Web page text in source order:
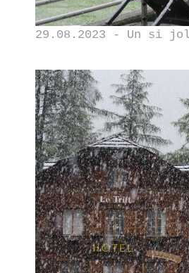
29.08.2023 - Un si